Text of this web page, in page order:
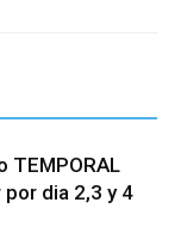
TEMPORAL
por dia 2,3 y 4